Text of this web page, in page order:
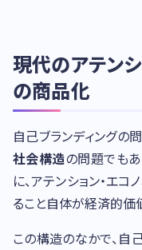
現代のアテン
の商品化
自己ブランディングの
社会構造の問題でもあ
に、アテンション・エコ
ること自体が経済的価
この構造のなかで、自